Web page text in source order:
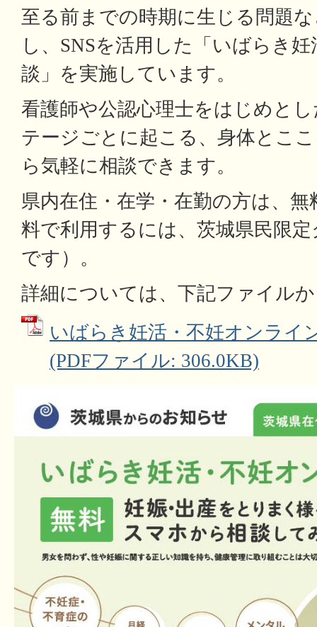
至る前までの時期に生じる問題
し、SNSを活用した「いばらき
談」を実施しています。
看護師や公認心理士をはじめと
テージごとに起こる、身体とこ
ら気軽に相談できます。
県内在住・在学・在勤の方は、
料で利用するには、茨城県民限
です）。
詳細については、下記ファイル
いばらき妊活・不妊オンライ
(PDFファイル: 306.0KB)